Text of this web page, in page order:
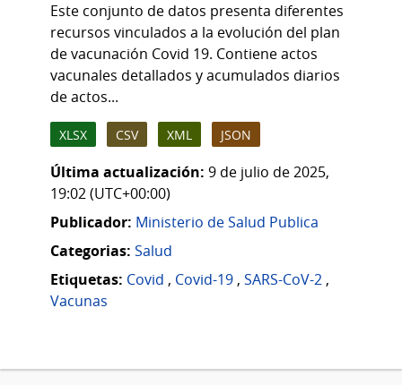
Este conjunto de datos presenta diferentes
recursos vinculados a la evolución del plan
de vacunación Covid 19. Contiene actos
vacunales detallados y acumulados diarios
de actos...
XLSX CSV XML JSON
Última actualización: 9 de julio de 2025,
19:02 (UTC+00:00)
Publicador: Ministerio de Salud Publica
Categorias: Salud
Etiquetas: Covid , Covid-19 , SARS-CoV-2 ,
Vacunas